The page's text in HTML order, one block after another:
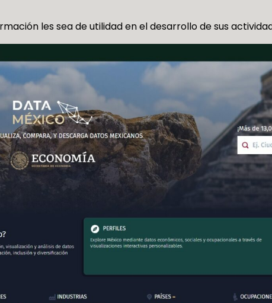
les sea de utilidad en el desarrollo de sus